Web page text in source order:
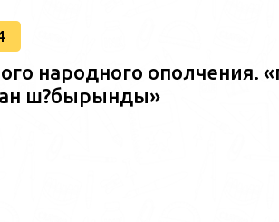
народного ополчения.
ш?бырынды»